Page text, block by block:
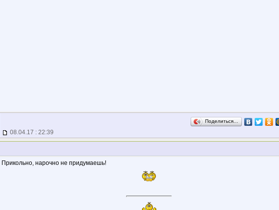
Поделиться…
08.04.17 : 22:39
Прикольно, нарочно не придумаешь!